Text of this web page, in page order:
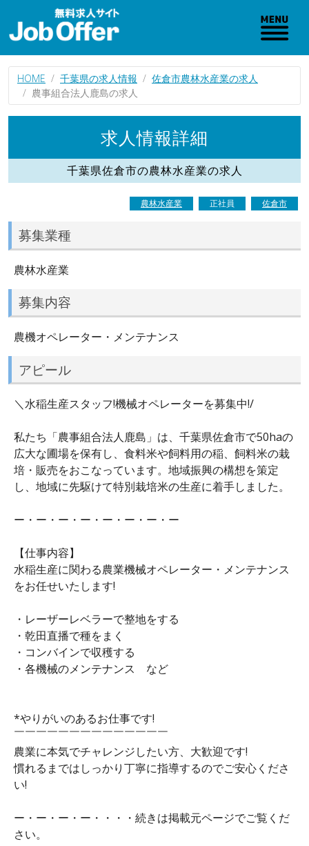
HOME 千葉県の求人情報
佐倉市農林水産業の求人
農事組合法人鹿島の求人
求人情報詳細
千葉県佐倉市の農林水産業の求人
農林水産業 正社員 佐倉市
募集業種
農林水産業
募集内容
農機オペレーター・メンテナンス
アピール
＼水稲生産スタッフ!機械オペレーターを募集中!/
私たち「農事組合法人鹿島」は、千葉県佐倉市で50haの
広大な圃場を保有し、食料米や飼料用の稲、飼料米の栽
培・販売をおこなっています。地域振興の構想を策定
し、地域に先駆けて特別栽培米の生産に着手しました。
ー・ー・ー・ー・ー・ー・ー・ー
【仕事内容】
水稲生産に関わる農業機械オペレーター・メンテナンス
をお任せいたします!
・レーザーレベラーで整地をする
・乾田直播で種をまく
・コンバインで収穫する
・各機械のメンテナンス など
*やりがいのあるお仕事です!
￣￣￣￣￣￣￣￣￣￣￣￣￣￣
農業に本気でチャレンジしたい方、大歓迎です!
慣れるまではしっかり丁寧に指導するのでご安心くださ
い!
ー・ー・ー・ー・・・・続きは掲載元ページでご覧くだ
さい。